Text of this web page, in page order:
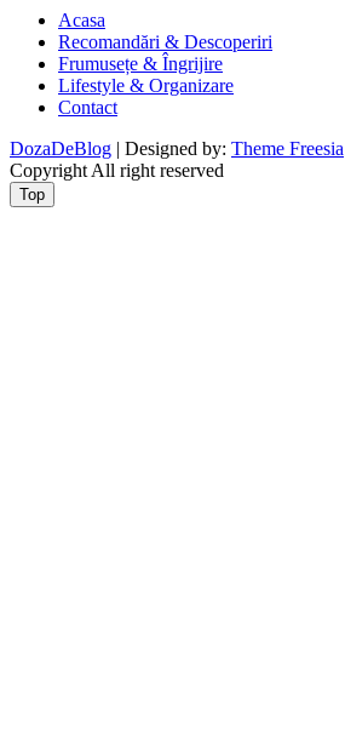
Acasa
Recomandări & Descoperiri
Frumusețe & Îngrijire
Lifestyle & Organizare
Contact
DozaDeBlog | Designed by: Theme Freesia
Copyright All right reserved
Top